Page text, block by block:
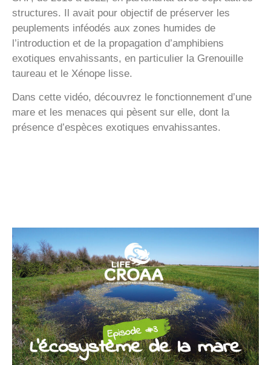
structures. Il avait pour objectif de préserver les
peuplements inféodés aux zones humides de
l’introduction et de la propagation d’amphibiens
exotiques envahissants, en particulier la Grenouille
taureau et le Xénope lisse.
Dans cette vidéo, découvrez le fonctionnement d’une
mare et les menaces qui pèsent sur elle, dont la
présence d’espèces exotiques envahissantes.